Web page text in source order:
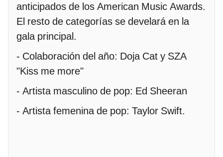
anticipados de los American Music Awards.
El resto de categorías se develará en la
gala principal.
- Colaboración del año: Doja Cat y SZA
"Kiss me more"
- Artista masculino de pop: Ed Sheeran
- Artista femenina de pop: Taylor Swift.